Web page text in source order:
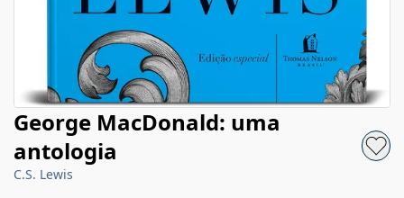
George MacDonald: uma
antologia
C.S. Lewis